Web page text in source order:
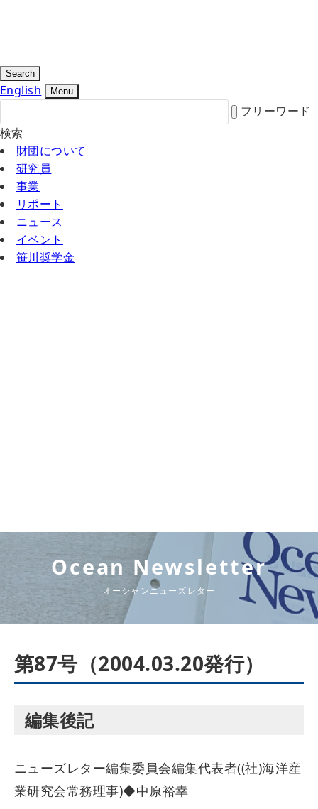
Search
English Menu
フリーワード
検索
財団について
研究員
事業
リポート
ニュース
イベント
笹川奨学金
Ocean Newsletter
オーシャンニューズレター
第87号（2004.03.20発行）
編集後記
ニューズレター編集委員会編集代表者((社)海洋産
業研究会常務理事)◆中原裕幸